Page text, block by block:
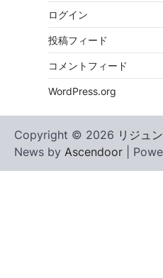
ログイン
投稿フィード
コメントフィード
WordPress.org
Copyright © 2026 リジュ
News by Ascendoor |